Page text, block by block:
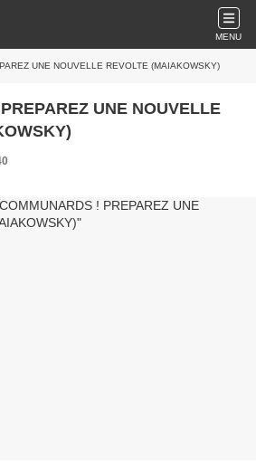
MENU
UNE NOUVELLE REVOLTE (MAIAKOWSKY)
UNE NOUVELLE